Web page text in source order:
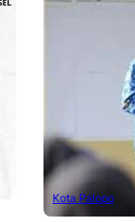
Kota Palopo